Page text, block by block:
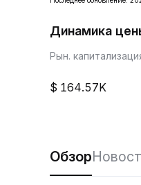
Динамика
Рын.
164.57K
Обзор